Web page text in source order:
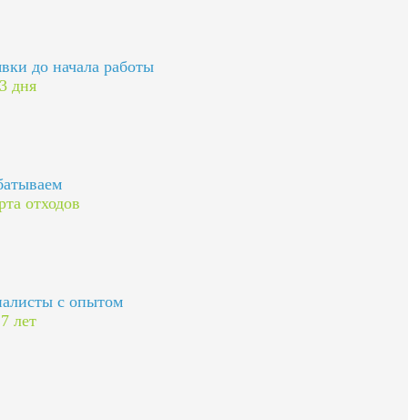
до начала работы
дня
отходов
с опытом
лет